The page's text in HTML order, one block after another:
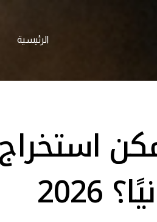
الرئيسية